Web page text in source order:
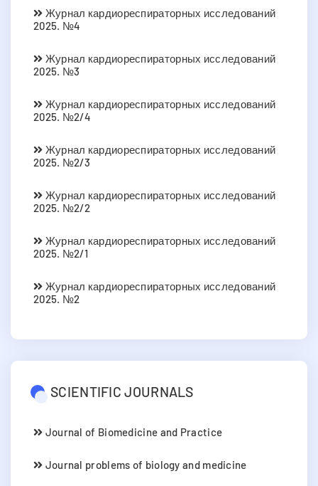
Журнал кардиореспираторных исследований
2025. №4
Журнал кардиореспираторных исследований
2025. №3
Журнал кардиореспираторных исследований
2025. №2/4
Журнал кардиореспираторных исследований
2025. №2/3
Журнал кардиореспираторных исследований
2025. №2/2
Журнал кардиореспираторных исследований
2025. №2/1
Журнал кардиореспираторных исследований
2025. №2
SCIENTIFIC JOURNALS
Journal of Biomedicine and Practice
Journal problems of biology and medicine